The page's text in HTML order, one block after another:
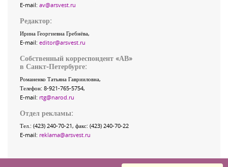
E-mail: av@arsvest.ru
Редактор:
Ирина Георгиевна Гребнёва,
E-mail: editor@arsvest.ru
Собственный корреспондент «АВ»
в Санкт-Петербурге:
Романенко Татьяна Гаврииловна,
Телефон: 8-921-765-5754,
E-mail: rtg@narod.ru
Отдел рекламы:
Тел.: (423) 240-70-21, факс: (423) 240-70-22
E-mail: reklama@arsvest.ru